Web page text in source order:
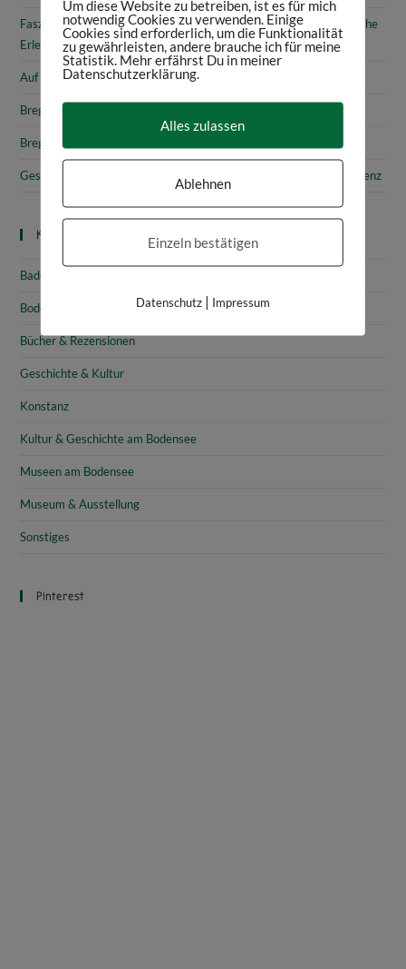
Faszinierende Geschichte & fantastische Kunst: 10 (kunst)historische
Erlebnisse am Bodensee
Auf den Spuren von Annette von Droste-Hülshoff in Meersburg
Bregenz: Kirchen, Kapellen & Kultur
Bregenz: Stadtgeschichte & Sehenswürdigkeiten
Gesammelte Schätze Vorarlbergs: Das vorarlberg museum in Bregenz
Kategorien
Baden-Württemberg
Bodensee
Bücher & Rezensionen
Geschichte & Kultur
Konstanz
Kultur & Geschichte am Bodensee
Museen am Bodensee
Museum & Ausstellung
Sonstiges
Pinterest
Um diese Website zu betreiben, ist es für mich
notwendig Cookies zu verwenden. Einige
Cookies sind erforderlich, um die Funktionalität
zu gewährleisten, andere brauche ich für meine
Statistik. Mehr erfährst Du in meiner
Datenschutzerklärung.
Alles zulassen
Ablehnen
Einzeln bestätigen
Datenschutz| Impressum